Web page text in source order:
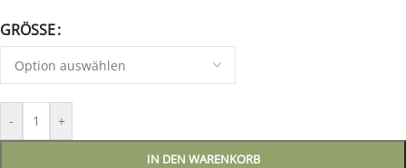
GRÖSSE
- +
IN DEN WARENKORB